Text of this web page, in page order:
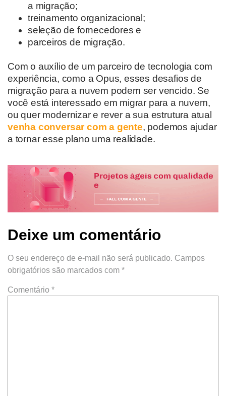
a migração;
treinamento organizacional;
seleção de fornecedores e
parceiros de migração.
Com o auxílio de um parceiro de tecnologia com
experiência, como a Opus, esses desafios de
migração para a nuvem podem ser vencido. Se
você está interessado em migrar para a nuvem,
ou quer modernizar e rever a sua estrutura atual
venha conversar com a gente, podemos ajudar
a tornar esse plano uma realidade.
Deixe um comentário
O seu endereço de e-mail não será publicado. Campos
obrigatórios são marcados com *
Comentário *